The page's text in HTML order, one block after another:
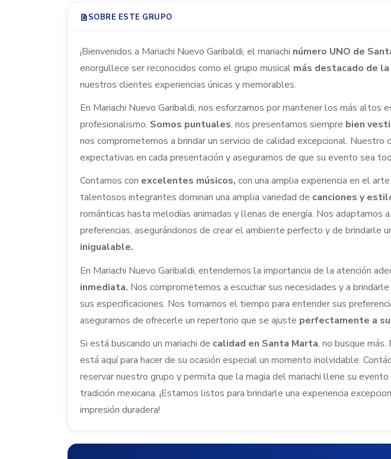
SOBRE ESTE GRUPO
¡Bienvenidos a Mariachi Nuevo Garibaldi, el mariachi número UNO de
enorgullece ser reconocidos como el grupo musical más destacado de la
nuestros clientes experiencias únicas y memorables.
En Mariachi Nuevo Garibaldi, nos esforzamos por mantener los más altos
profesionalismo. Somos puntuales, nos presentamos siempre bien
nos comprometemos a brindar un servicio de calidad excepcional. Nuestro
expectativas en cada presentación y asegurarnos de que su evento sea
Contamos con excelentes músicos, con una amplia experiencia en el
talentosos integrantes dominan una amplia variedad de canciones y
románticas hasta melodías animadas y llenas de energía. Nos adaptamos
preferencias, asegurándonos de crear el ambiente perfecto y de brindarle
inigualable.
En Mariachi Nuevo Garibaldi, entendemos la importancia de la atención
inmediata. Nos comprometemos a escuchar sus necesidades y a
sus especificaciones. Nos tomamos el tiempo para entender sus
asegurarnos de ofrecerle un repertorio que se ajuste perfectamente a
Si está buscando un mariachi de calidad en Santa Marta, no busque más.
está aquí para hacer de su ocasión especial un momento inolvidable.
reservar nuestro grupo y permita que la magia del mariachi llene su
tradición mexicana. ¡Estamos listos para brindarle una experiencia
impresión duradera!